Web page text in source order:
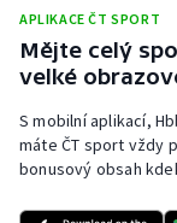
Ragby
Rychlobruslení
Rychlostní
APLIKACE ČT SPORT
Mějte celý
velké
S mobilní aplikací,
máte ČT sport vždy
bonusový obsah